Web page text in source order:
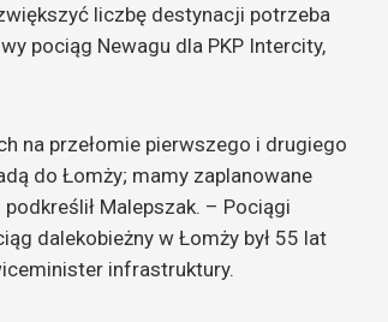
liczbę destynacji potrzeba
pociąg Newagu dla PKP Intercity,
na przełomie pierwszego i drugiego
do Łomży; mamy zaplanowane
Malepszak. – Pociągi
dalekobieżny w Łomży był 55 lat
infrastruktury.